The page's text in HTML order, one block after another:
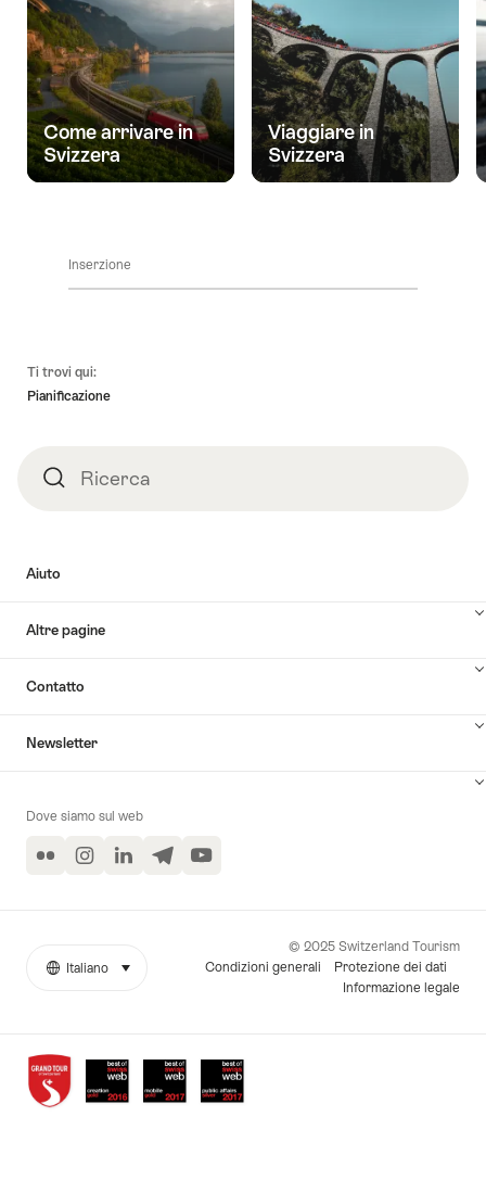
Come arrivare in
Svizzera
Viaggiare in
Svizzera
Inserzione
Ti trovi qui:
Pianificazione
RicercaRicerca
Aiuto
Altre pagine
Contatto
Newsletter
Dove siamo sul web
Flickr InstagramLinkedInTelegramYouTube
Awards
More
© 2025 Switzerland Tourism
Condizioni generali
Protezione dei dati
Informazione legale
Lingua
Italiano seleziona (clicca per visualizzare)